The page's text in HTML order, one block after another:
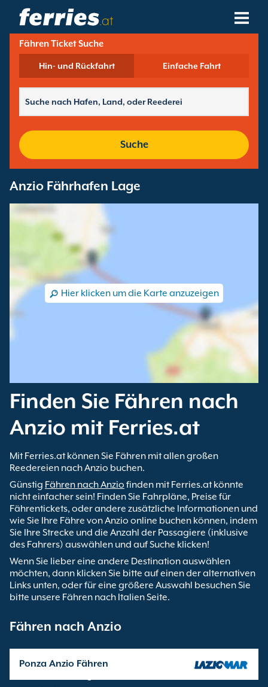
.at
Reedereien
Fährziele
Fährhäfen
Fähren Ticket Suche
Hin- und Rückfahrt Einfache Fahrt
Suche
Anzio Fährhafen Lage
Hier klicken um die Karte anzuzeigen
Finden Sie Fähren nach
Anzio mit Ferries.at
Mit Ferries.at können Sie Fähren mit allen großen
Reedereien nach Anzio buchen.
Günstig Fähren nach Anzio finden mit Ferries.at könnte
nicht einfacher sein! Finden Sie Fahrpläne, Preise für
Fährentickets, oder andere zusätzliche Informationen und
wie Sie Ihre Fähre von Anzio online buchen können, indem
Sie Ihre Strecke und die Anzahl der Passagiere (inklusive
des Fahrers) auswählen und auf Suche klicken!
Wenn Sie lieber eine andere Destination auswählen
möchten, dann klicken Sie bitte auf einen der alternativen
Links unten, oder für eine größere Auswahl besuchen Sie
bitte unsere Fähren nach Italien Seite.
Fähren nach Anzio
Ponza Anzio Fähren